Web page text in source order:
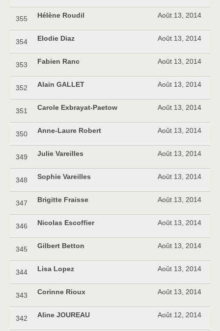
355 Hélène Roudil Août 13, 2014
354 Elodie Diaz Août 13, 2014
353 Fabien Ranc Août 13, 2014
352 Alain GALLET Août 13, 2014
351 Carole Exbrayat-Paetow Août 13, 2014
350 Anne-Laure Robert Août 13, 2014
349 Julie Vareilles Août 13, 2014
348 Sophie Vareilles Août 13, 2014
347 Brigitte Fraisse Août 13, 2014
346 Nicolas Escoffier Août 13, 2014
345 Gilbert Betton Août 13, 2014
344 Lisa Lopez Août 13, 2014
343 Corinne Rioux Août 13, 2014
342 Aline JOUREAU Août 12, 2014